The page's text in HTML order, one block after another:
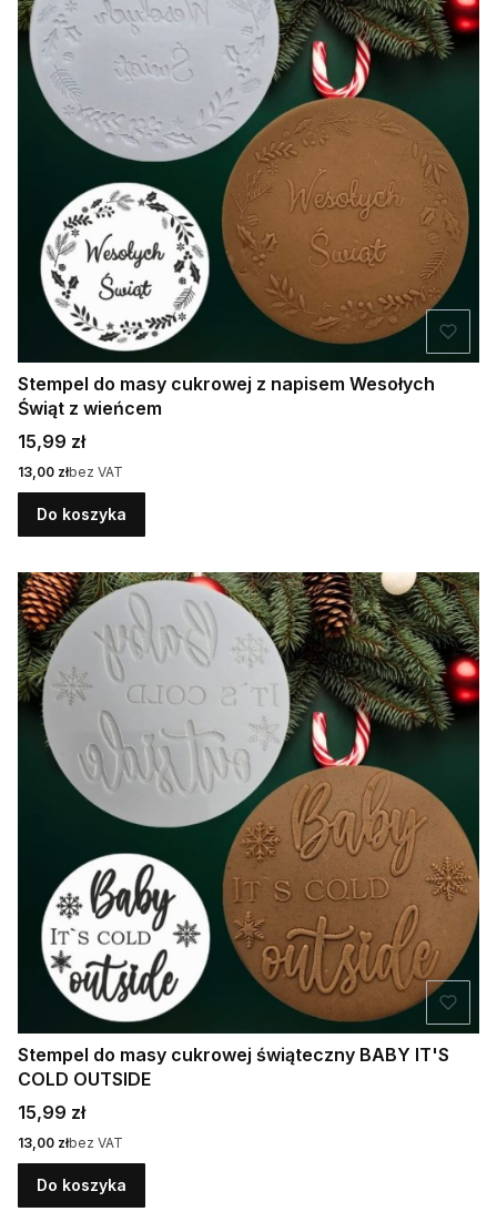
Stempel do masy cukrowej z napisem Wesołych
Świąt z wieńcem
Cena
15,99 zł
Cena
13,00 złbez VAT
Do koszyka
Stempel do masy cukrowej świąteczny BABY IT'S
COLD OUTSIDE
Cena
15,99 zł
Cena
13,00 złbez VAT
Do koszyka